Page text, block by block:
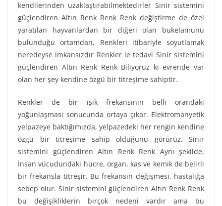
kendilerinden uzaklaştırabilmektedirler Sinir sistemini
güçlendiren Altın Renk Renk Renk değiştirme de özel
yaratılan hayvanlardan bir diğeri olan bukelamunu
bulunduğu ortamdan, Renkleri itibariyle soyutlamak
neredeyse imkansızdır Renkler le tedavi Sinir sistemini
güçlendiren Altın Renk Renk Biliyoruz ki evrende var
olan her şey kendine özgü bir titreşime sahiptir.
Renkler de bir ışık frekansının belli orandaki
yoğunlaşması sonucunda ortaya çıkar. Elektromanyetik
yelpazeye baktığımızda, yelpazedeki her rengin kendine
özgü bir titreşime sahip olduğunu görürüz. Sinir
sistemini güçlendiren Altın Renk Renk Aynı şekilde,
İnsan vücudundaki hücre, organ, kas ve kemik de belirli
bir frekansla titreşir. Bu frekansın değişmesi, hastalığa
sebep olur. Sinir sistemini güçlendiren Altın Renk Renk
bu değişikliklerin birçok nedeni vardır ama bu